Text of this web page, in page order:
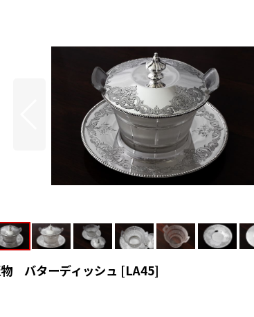
バターディッシュ [LA45]